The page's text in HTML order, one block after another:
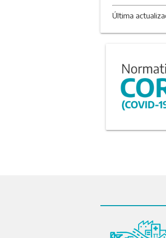
Última